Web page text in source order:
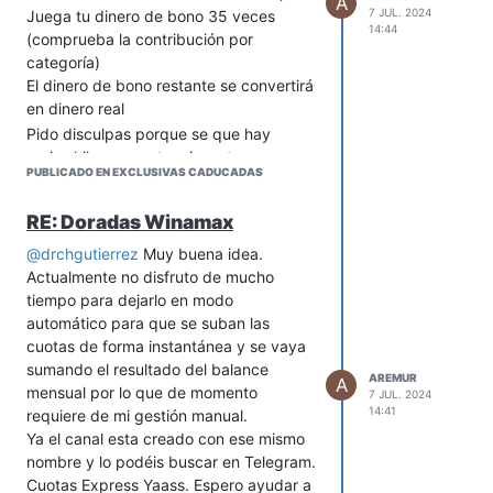
sección de juego responsable.
Puedes consultar el texto completo de
las condiciones de esta promoción aquí.
Se aplicarán las Reglas de apuesta.
días.
Rentable? oferta recibida por mail
Juega tu dinero de bono 35 veces
(comprueba la contribución por
categoría)
El dinero de bono restante se convertirá
en dinero real
Pido disculpas porque se que hay
varios hilos con este mismo tema pero
no manejo la estrategia rollover con
que poner los datos en el odds?
PUBLICADO EN EXCLUSIVAS CADUCADAS
7 JUL. 2024
14:44
RE: Doradas Winamax
@drchgutierrez Muy buena idea.
Actualmente no disfruto de mucho
tiempo para dejarlo en modo
automático para que se suban las
cuotas de forma instantánea y se vaya
sumando el resultado del balance
mensual por lo que de momento
requiere de mi gestión manual.
Ya el canal esta creado con ese mismo
nombre y lo podéis buscar en Telegram.
Cuotas Express Yaass. Espero ayudar a
A
AREMUR
7 JUL. 2024
14:41